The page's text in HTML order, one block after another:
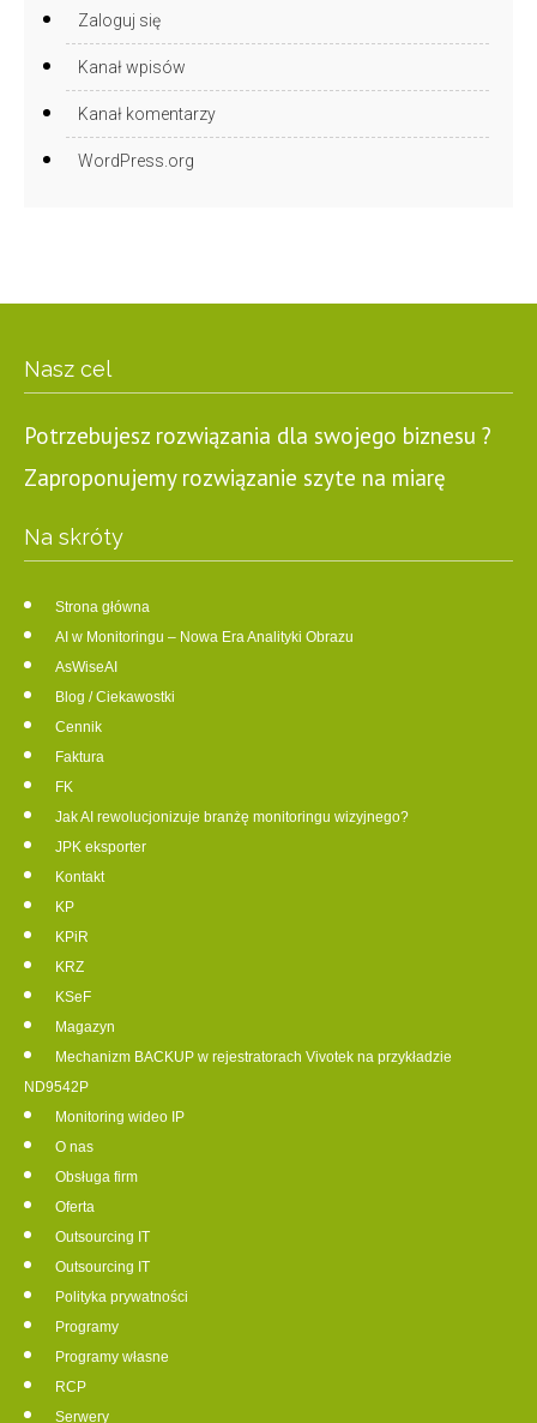
Zaloguj się
Kanał wpisów
Kanał komentarzy
WordPress.org
Nasz cel
Potrzebujesz rozwiązania dla swojego biznesu ?
Zaproponujemy rozwiązanie szyte na miarę
Na skróty
Strona główna
AI w Monitoringu – Nowa Era Analityki Obrazu
AsWiseAI
Blog / Ciekawostki
Cennik
Faktura
FK
Jak AI rewolucjonizuje branżę monitoringu wizyjnego?
JPK eksporter
Kontakt
KP
KPiR
KRZ
KSeF
Magazyn
Mechanizm BACKUP w rejestratorach Vivotek na przykładzie
ND9542P
Monitoring wideo IP
O nas
Obsługa firm
Oferta
Outsourcing IT
Outsourcing IT
Polityka prywatności
Programy
Programy własne
RCP
Serwery